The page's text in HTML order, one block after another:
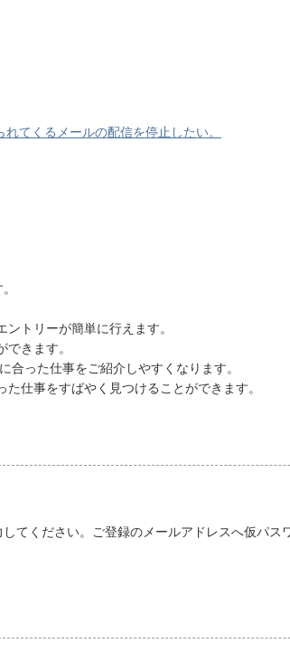
てくるメールの配信を停止したい。
トリーが簡単に行えます。
きます。
った仕事をご紹介しやすくなります。
仕事をすばやく見つけることができます。
てください。ご登録のメールアドレスへ仮パス